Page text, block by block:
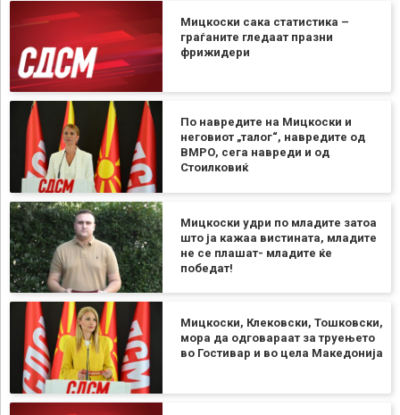
Мицкоски сака статистика –
граѓаните гледаат празни
фрижидери
По навредите на Мицкоски и
неговиот „талог“, навредите од
ВМРО, сега навреди и од
Стоилковиќ
Мицкоски удри по младите затоа
што ја кажаа вистината, младите
не се плашат- младите ќе
победат!
Мицкоски, Клековски, Тошковски,
мора да одговараат за труењето
во Гостивар и во цела Македонија